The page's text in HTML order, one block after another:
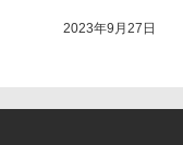
2023年9月27日